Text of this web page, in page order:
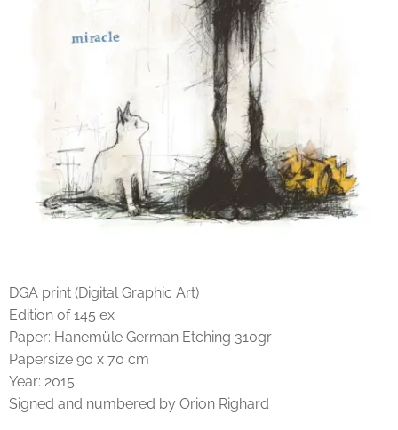
DGA print (Digital Graphic Art)
Edition of 145 ex
Paper: Hanemüle German Etching 310gr
Papersize 90 x 70 cm
Year: 2015
Signed and numbered by Orion Righard